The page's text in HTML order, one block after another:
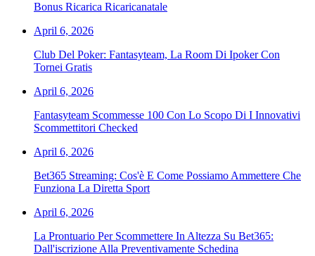
Bonus Ricarica Ricaricanatale
April 6, 2026
Club Del Poker: Fantasyteam, La Room Di Ipoker Con
Tornei Gratis
April 6, 2026
Fantasyteam Scommesse 100 Con Lo Scopo Di I Innovativi
Scommettitori Checked
April 6, 2026
Bet365 Streaming: Cos'è E Come Possiamo Ammettere Che
Funziona La Diretta Sport
April 6, 2026
La Prontuario Per Scommettere In Altezza Su Bet365:
Dall'iscrizione Alla Preventivamente Schedina